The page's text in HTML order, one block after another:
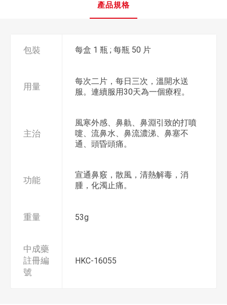
產品規格
包裝 每盒 1 瓶 ; 每瓶 50 片
用量
每次二片，每日三次，溫開水送
服。連續服用30天為一個療程。
主治
風寒外感、鼻鼽、鼻淵引致的打噴
嚏、流鼻水、鼻流濃涕、鼻塞不
通、頭昏頭痛。
功能
宣通鼻竅，散風，清熱解毒，消
腫，化濁止痛。
重量 53g
中成藥
註冊編
號
HKC-16055